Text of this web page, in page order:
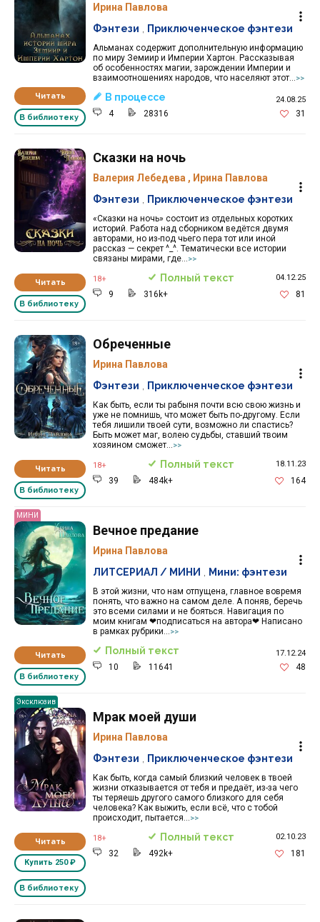
Читать
В библиотеку
Ирина Павлова
Альманах содержит дополнительную информацию
по миру Земиир и Империи Хартон. Рассказывая
об особенностях магии, зарождении Империи и
взаимоотношениях народов, что населяют этот...
>>
Фэнтези Приключенческое фэнтези
В процессе 24.08.25
4 28316 31
Читать
В библиотеку
Сказки на ночь
Валерия Лебедева , Ирина Павлова
«Сказки на ночь» состоит из отдельных коротких
историй. Работа над сборником ведётся двумя
авторами, но из-под чьего пера тот или иной
рассказ — секрет ^_^. Тематически все истории
связаны мирами, где...
>>
Фэнтези Приключенческое фэнтези
18+ Полный текст 04.12.25
9 316k+ 81
Читать
В библиотеку
Обреченные
Ирина Павлова
Как быть, если ты рабыня почти всю свою жизнь и
уже не помнишь, что может быть по-другому. Если
тебя лишили твоей сути, возможно ли спастись?
Быть может маг, волею судьбы, ставший твоим
хозяином сможет...
>>
Фэнтези Приключенческое фэнтези
18+ Полный текст 18.11.23
39 484k+ 164
МИНИ
Читать
В библиотеку
Вечное предание
Ирина Павлова
В этой жизни, что нам отпущена, главное вовремя
понять, что важно на самом деле. А поняв, беречь
это всеми силами и не бояться. Навигация по
моим книгам ❤подписаться на автора❤ Написано
в рамках рубрики...
>>
ЛИТСЕРИАЛ / МИНИ Мини: фэнтези
Полный текст 17.12.24
10 11641 48
Эксклюзив
Читать
Купить 250 ₽
В библиотеку
Мрак моей души
Ирина Павлова
Как быть, когда самый близкий человек в твоей
жизни отказывается от тебя и предаёт, из-за чего
ты теряешь другого самого близкого для себя
человека? Как выжить, если всё, что с тобой
происходит, пытается...
>>
Фэнтези Приключенческое фэнтези
18+ Полный текст 02.10.23
32 492k+ 181